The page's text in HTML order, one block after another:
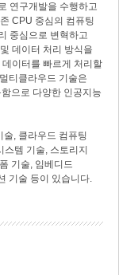
연구개발을 수행하고
CPU 중심의 컴퓨팅
중심으로 변혁하고
데이터 처리 방식을
데이터를 빠르게 처리할
티클라우드 기술은
으로 다양한 인공지능
술, 클라우드 컴퓨팅
템 기술, 스토리지
기술, 임베디드
기술 등이 있습니다.